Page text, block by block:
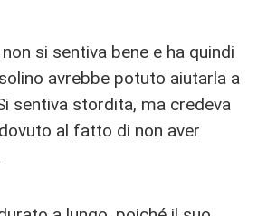
si sentiva bene e ha quindi
avrebbe potuto aiutarla a
sentiva stordita, ma credeva
al fatto di non aver